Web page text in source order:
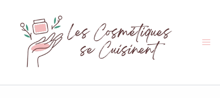
contenu